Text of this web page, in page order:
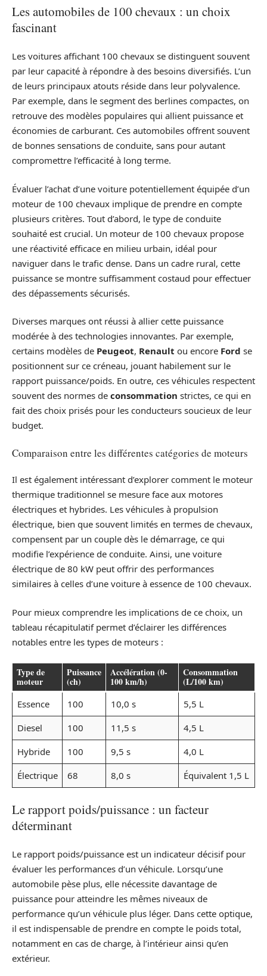
Les automobiles de 100 chevaux : un choix
fascinant
Les voitures affichant 100 chevaux se distinguent souvent
par leur capacité à répondre à des besoins diversifiés. L’un
de leurs principaux atouts réside dans leur polyvalence.
Par exemple, dans le segment des berlines compactes, on
retrouve des modèles populaires qui allient puissance et
économies de carburant. Ces automobiles offrent souvent
de bonnes sensations de conduite, sans pour autant
compromettre l’efficacité à long terme.
Évaluer l’achat d’une voiture potentiellement équipée d’un
moteur de 100 chevaux implique de prendre en compte
plusieurs critères. Tout d’abord, le type de conduite
souhaité est crucial. Un moteur de 100 chevaux propose
une réactivité efficace en milieu urbain, idéal pour
naviguer dans le trafic dense. Dans un cadre rural, cette
puissance se montre suffisamment costaud pour effectuer
des dépassements sécurisés.
Diverses marques ont réussi à allier cette puissance
modérée à des technologies innovantes. Par exemple,
certains modèles de Peugeot, Renault ou encore Ford se
positionnent sur ce créneau, jouant habilement sur le
rapport puissance/poids. En outre, ces véhicules respectent
souvent des normes de consommation strictes, ce qui en
fait des choix prisés pour les conducteurs soucieux de leur
budget.
Comparaison entre les différentes catégories de moteurs
Il est également intéressant d’explorer comment le moteur
thermique traditionnel se mesure face aux motores
électriques et hybrides. Les véhicules à propulsion
électrique, bien que souvent limités en termes de chevaux,
compensent par un couple dès le démarrage, ce qui
modifie l’expérience de conduite. Ainsi, une voiture
électrique de 80 kW peut offrir des performances
similaires à celles d’une voiture à essence de 100 chevaux.
Pour mieux comprendre les implications de ce choix, un
tableau récapitulatif permet d’éclairer les différences
notables entre les types de moteurs :
Type de
moteur
Puissance
(ch)
Accélération (0-
100 km/h)
Consommation
(L/100 km)
Essence 100 10,0 s
5,5 L
Diesel
100 11,5 s
4,5 L
Hybride
100 9,5 s
4,0 L
Électrique
68 8,0 s Équivalent 1,5 L
Le rapport poids/puissance : un facteur
déterminant
Le rapport poids/puissance est un indicateur décisif pour
évaluer les performances d’un véhicule. Lorsqu’une
automobile pèse plus, elle nécessite davantage de
puissance pour atteindre les mêmes niveaux de
performance qu’un véhicule plus léger. Dans cette optique,
il est indispensable de prendre en compte le poids total,
notamment en cas de charge, à l’intérieur ainsi qu’en
extérieur.